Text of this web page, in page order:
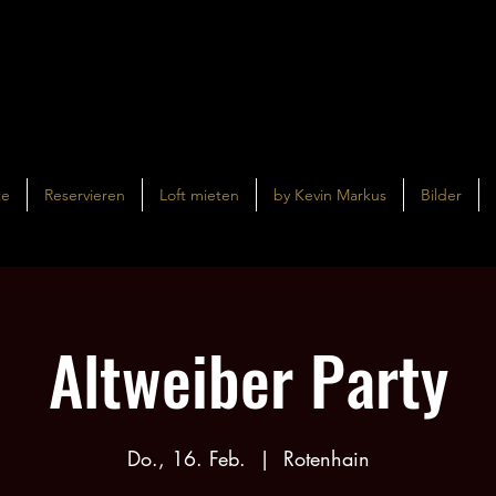
Reservieren Loft mieten by Kevin Markus Bilder
Altweiber Party
Do., 16. Feb.
  |
Rotenhain